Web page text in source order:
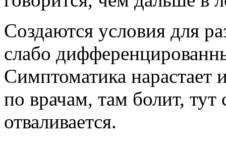
Создаются условия для
слабо
Симптоматика нарастает
по врачам, там болит, тут
отваливается.